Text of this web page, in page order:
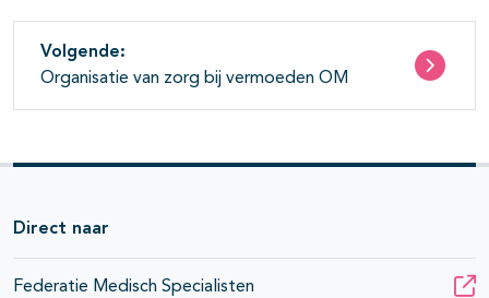
Volgende:
Organisatie van zorg bij vermoeden OM
Direct naar
Federatie Medisch Specialisten